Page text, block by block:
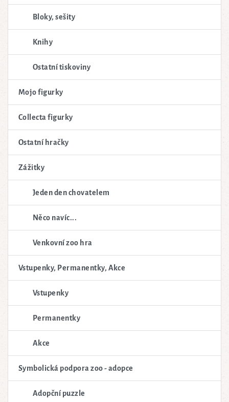
Bloky, sešity
Knihy
Ostatní tiskoviny
Mojo figurky
Collecta figurky
Ostatní hračky
Zážitky
Jeden den chovatelem
Něco navíc...
Venkovní zoo hra
Vstupenky, Permanentky, Akce
Vstupenky
Permanentky
Akce
Symbolická podpora zoo - adopce
Adopční puzzle